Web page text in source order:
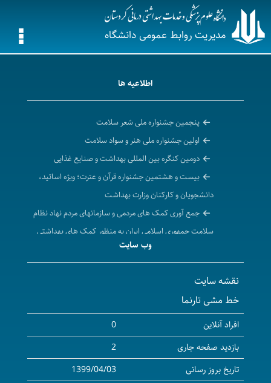
مدیریت روابط عمومی دانشگاه
اطلاعیه ها
پنجمین جشنواره ملی شعر سلامت
اولین جشنواره ملی هنر و سواد سلامت
دومین کنگره بین المللی بهداشت و صنایع غذایی
بیست و هشتمین جشنواره قرآن و عترت؛ ویژه اساتید،
دانشجویان و کارکنان وزارت بهداشت
جمع آوری کمک های مردمی و سازمانهای مردم نهاد نظام
سلامت جمهوری اسلامی ایران به منظور کمک های بهداشتی
و درمانی انسان دوستانه به مردم مظلوم غزه
سومین سوگواره شعر منطقه‌ای طلوع سرخ
سومین جشنواره افتخار من
کنفرانس علمی مدیریت جراحی‌های غیر قلبی در بیماران
قلبی
آغاز فرایند انتخاب پژوهشگران و فناوران برتر دانشگاه
هفدهمین کنفرانس ارزیابی و تضمین کیفیت در
وب سایت
نقشه سایت
خط مشی تارنما
افراد آنلاین
0
بازدید صفحه جاری
2
تاریخ بروز رسانی
1399/04/03